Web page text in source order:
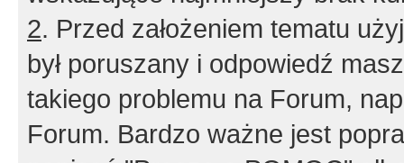
2. Przed założeniem tematu
był poruszany i odpowiedź
takiego problemu na Forum,
Forum. Bardzo ważne jest